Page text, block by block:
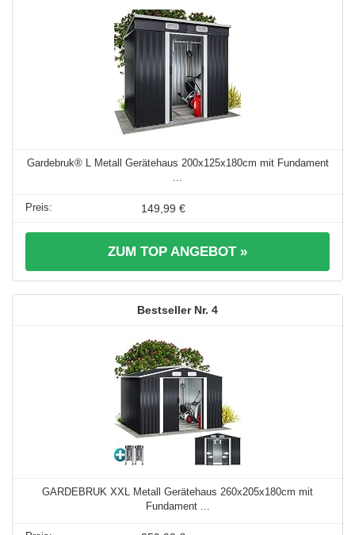
Gardebruk® L Metall Gerätehaus 200x125x180cm mit Fundament
149,99 €
ZUM TOP ANGEBOT »
4
GARDEBRUK XXL Metall Gerätehaus 260x205x180cm mit
Fundament ...